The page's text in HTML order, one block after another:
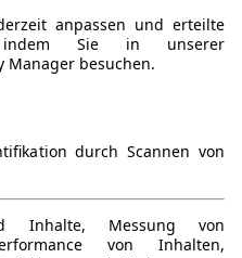
anpassen und erteilte
indem Sie in unserer
Manager besuchen.
durch Scannen von
Inhalte, Messung von
von Inhalten,